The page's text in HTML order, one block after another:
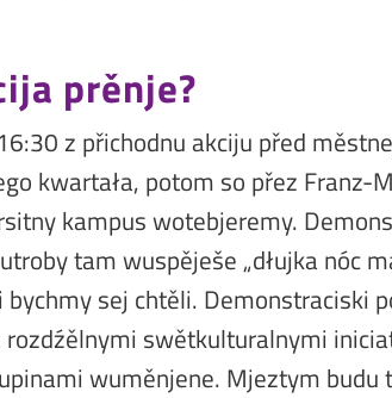
prěnje?
z přichodnu akciju před
kwartała, potom so přez Franz-
kampus wotebjeremy.
tam wuspěješe „dłujka nóc
sej chtěli. Demonstraciski
rozdźělnymi swětkulturalnymi
wuměnjene. Mjeztym budu